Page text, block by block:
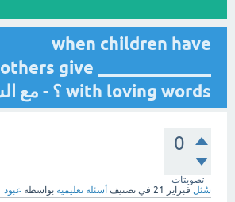
when children have
give _____________
with loving words ؟ - مع الشرح
0
تصويتات
سُئل فبراير 21 في تصنيف أسئلة تعليمية بواسطة عبود